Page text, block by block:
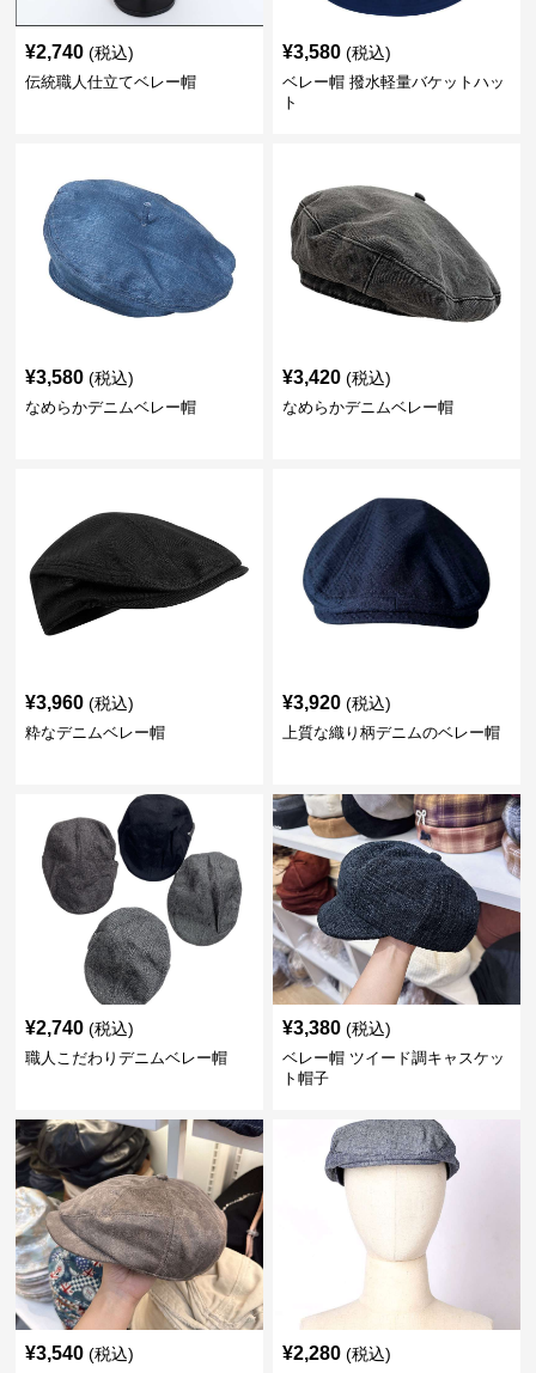
¥2,740 (税込)
伝統職人仕立てベレー帽
¥3,580 (税込)
ベレー帽 撥水軽量バケットハッ
ト
¥3,580 (税込)
なめらかデニムベレー帽
¥3,420 (税込)
なめらかデニムベレー帽
¥3,960 (税込)
粋なデニムベレー帽
¥3,920 (税込)
上質な織り柄デニムのベレー帽
¥2,740 (税込)
職人こだわりデニムベレー帽
¥3,380 (税込)
ベレー帽 ツイード調キャスケッ
ト帽子
¥3,540 (税込) ¥2,280 (税込)